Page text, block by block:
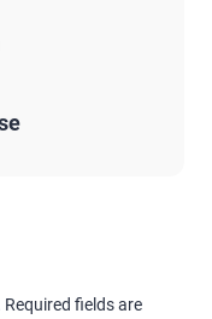
Required fields are